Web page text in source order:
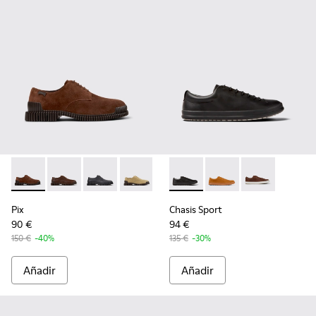
Pix - K101076-005 - Zapatos de ante marrones para hombre.
Pix - K101076-010
Pix - K101076-008
Pix - K101076-006
Pix - K101076-003
Pix - K101076-001
Pix
90 €
150 € -40%
Añadir
Chasis Sport - K100373-
Chasis Sport -Chasis Sport -
Chasis Sport
94 €
135 € -30%
Añadir